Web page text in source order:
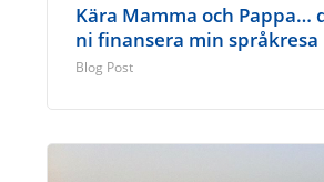
Kära Mamma och Pappa…
ni finansera min
Blog Post